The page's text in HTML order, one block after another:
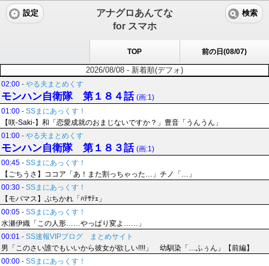
アナグロあんてな
for スマホ
設定 検索
TOP 前の日(08/07)
2026/08/08 - 新着順(デフォ)
02:00 - やる夫まとめくす
モンハン自衛隊 第１８４話 (画:1)
01:00 - SSまにあっくす！
【咲-Saki-】和「恋愛成就のおまじないですか？」豊音「うんうん」
01:00 - やる夫まとめくす
モンハン自衛隊 第１８３話 (画:1)
00:45 - SSまにあっくす！
【ごちうさ】ココア「あ！また割っちゃった…」チノ「…」
00:30 - SSまにあっくす！
【モバマス】ぷちかれ「ﾊﾃｻﾃｪ」
00:05 - SSまにあっくす！
水瀬伊織「この人形……やっぱり変よ……」
00:01 - SS速報VIPブログ まとめサイト
男「このさい誰でもいいから彼女が欲しい!!!!」 幼馴染「…ふぅん」【前編】
00:00 - SSまにあっくす！